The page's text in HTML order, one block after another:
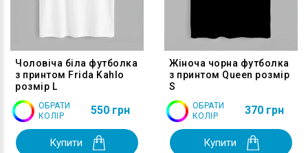
Чоловіча біла футболка
з принтом Frida Kahlo
розмір L
ОБРАТИ
КОЛІР
550 грн
Купити
Жіноча чорна футболка
з принтом Queen розмір
S
ОБРАТИ
КОЛІР
370 грн
Купити